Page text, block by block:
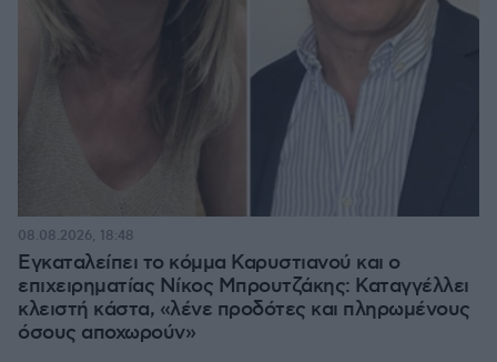
Εγκαταλείπει το κόμμα Καρυστιανού και ο
επιχειρηματίας Νίκος Μπρουτζάκης: Καταγγέλλει
κλειστή κάστα, «λένε προδότες και πληρωμένους
όσους αποχωρούν»
08.08.2026, 18:48